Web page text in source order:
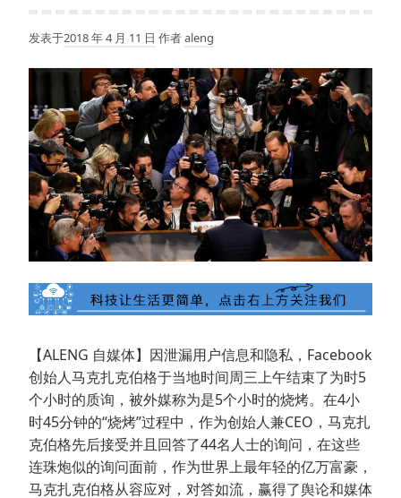
发表于2018 年 4 月 11 日 作者aleng
【ALENG 自媒体】因泄漏用户信息和隐私，Facebook
创始人马克扎克伯格于当地时间周三上午结束了为时5
个小时的质询，被外媒称为是5个小时的烧烤。在4小
时45分钟的“烧烤”过程中，作为创始人兼CEO，马克扎
克伯格先后接受并且回答了44名人士的询问，在这些
连珠炮似的询问面前，作为世界上最年轻的亿万富豪，
马克扎克伯格从容应对，对答如流，赢得了舆论和媒体